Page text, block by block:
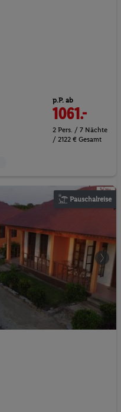
p.P. ab
1061.-
2 Pers. / 7 Nächte
/ 2122 € Gesamt
Pauschalreise